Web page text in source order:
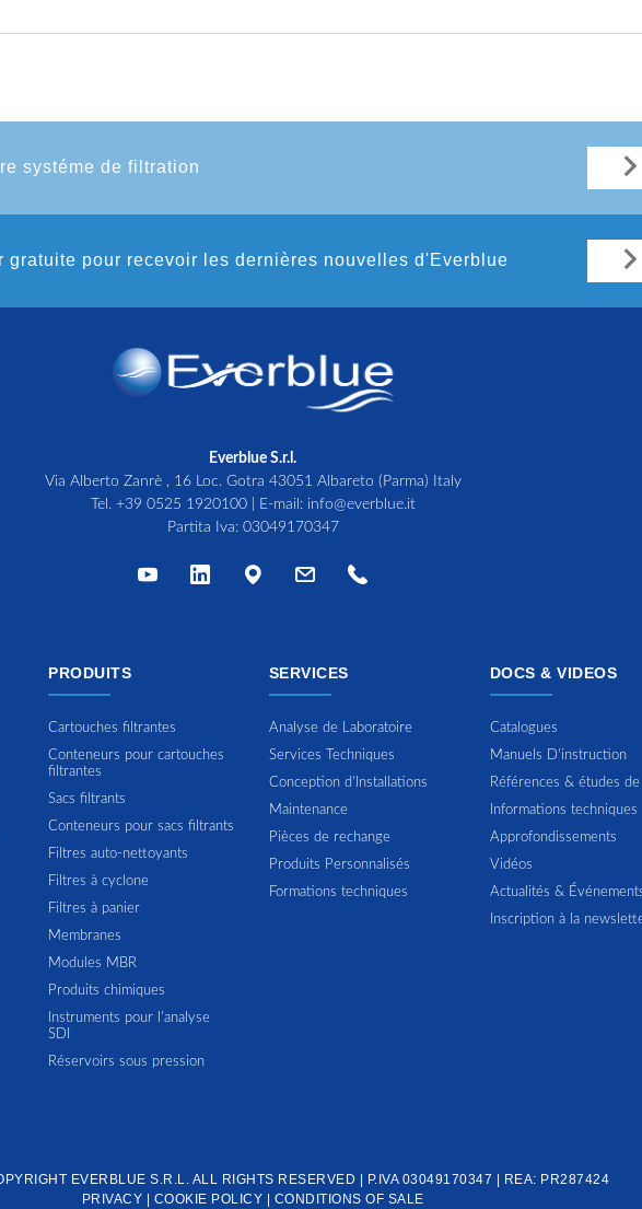
systéme de filtration
gratuite pour recevoir les dernières nouvelles d'Everblue
Everblue S.r.l.
Via Alberto Zanrè , 16 Loc. Gotra 43051 Albareto (Parma) Italy
Tel. +39 0525 1920100| E-mail: info@everblue.it
Partita Iva: 03049170347
PRODUITS
Cartouches filtrantes
Conteneurs pour cartouches
filtrantes
Sacs filtrants
Conteneurs pour sacs filtrants
Filtres auto-nettoyants
Filtres à cyclone
Filtres à panier
Membranes
Modules MBR
Produits chimiques
Instruments pour l'analyse
SDI
Réservoirs sous pression
SERVICES
Analyse de Laboratoire
Services Techniques
Conception d'Installations
Maintenance
Pièces de rechange
Produits Personnalisés
Formations techniques
DOCS & VIDEOS
Catalogues
Manuels D'instruction
Références & études de
Informations techniques
Approfondissements
Vidéos
Actualités &
Inscription à la
EVERBLUE S.R.L.
ALL RIGHTS RESERVED | P.IVA 03049170347 | REA: PR287424
PRIVACY | COOKIE POLICY | CONDITIONS OF SALE